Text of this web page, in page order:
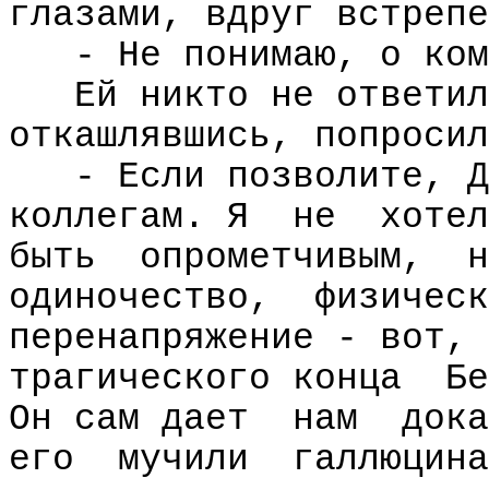
глазами, вдруг
- Не понимаю, о
Ей никто не
откашлявшись,
- Если позволите,
коллегам. Я
не
хотел
быть
опрометчивым,
одиночество,
перенапряжение - вот,
трагического конца
Он сам дает
нам
его
мучили